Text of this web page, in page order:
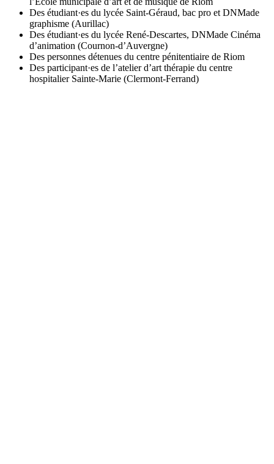
Des étudiant·es du lycée Saint-Géraud, bac pro et DNMade
graphisme (Aurillac)
Des étudiant·es du lycée René-Descartes, DNMade Cinéma
d’animation (Cournon-d’Auvergne)
Des personnes détenues du centre pénitentiaire de Riom
Des participant·es de l’atelier d’art thérapie du centre
hospitalier Sainte-Marie (Clermont-Ferrand)